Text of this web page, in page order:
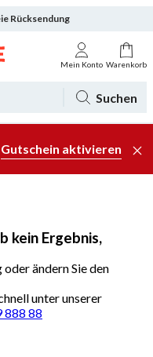
Rücksendung
Angebote
Mein Konto Warenkorb
Suchen
Gutschein aktivieren
kein Ergebnis,
ändern Sie den
unter unserer
888 88